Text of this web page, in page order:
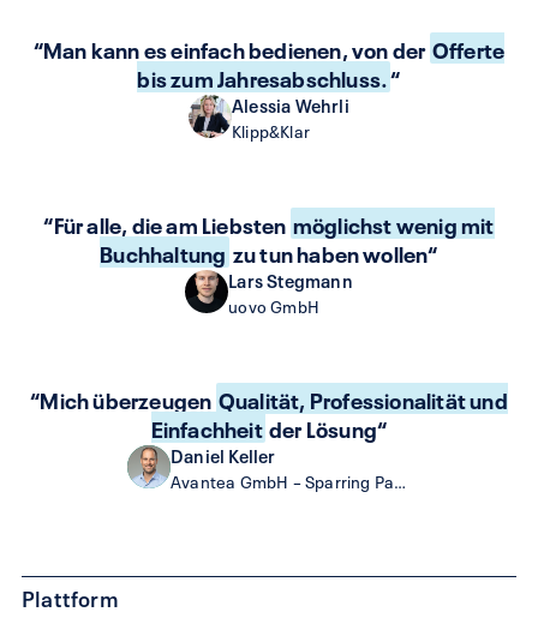
“Man kann es einfach bedienen, von derOfferte
bis zum Jahresabschluss.“
Alessia Wehrli
Klipp&Klar
“Für alle, die am Liebsten möglichst wenig mit
Buchhaltung zu tun haben wollen“
Lars Stegmann
uovo GmbH
“Mich überzeugen Qualität, Professionalität und
Einfachheitder Lösung“
Daniel Keller
Avantea GmbH – Sparring Partner as a Service
Plattform